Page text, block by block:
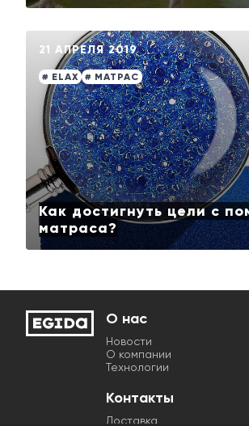
21 АПРЕЛЯ 2019
# ELAX # МАТРАС
Как достигнуть цели с
матраса?
О нас
Новости
О компании
Технологии
Контакты
Доставка